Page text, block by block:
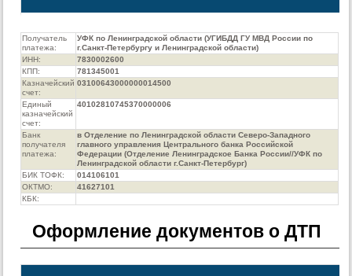
Получатель
платежа:
УФК по Ленинградской области (УГИБДД ГУ МВД России по
г.Санкт-Петербургу и Ленинградской области)
ИНН:
7830002600
КПП:
781345001
Казначейский
счет:
03100643000000014500
Единый
казначейский
счет:
40102810745370000006
Банк
получателя
платежа:
в Отделение по Ленинградской области Северо-Западного
главного управления Центрального банка Российской
Федерации (Отделение Ленинградское Банка России//УФК по
Ленинградской области г.Санкт-Петербург)
БИК ТОФК:
014106101
ОКТМО:
41627101
КБК:
Оформление документов о ДТП